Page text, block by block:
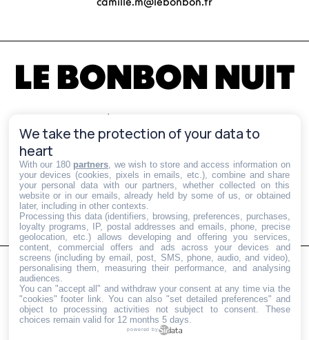
LE BONBON NUIT
Marilou Therre
JOURNALISTE
Anouk Ait
anouk.a@lebonbon.fr
We take the protection of your data to
heart
With our 180 partners , we wish to store and access information on
your devices (cookies, pixels in emails, etc.), combine and share
your personal data with our partners, whether collected on this
website or in our emails, already held by some of us, or obtained
later, including in other contexts.
Processing this data (identifiers, browsing, preferences, purchases,
loyalty programs, IP, postal addresses and emails, phone, precise
geolocation, etc.) allows developing and offering you services,
content, commercial offers and ads across your devices and
screens (including by email, post, SMS, phone, audio, and video),
personalising them, measuring their performance, and analysing
audiences.
You can "accept all" and withdraw your consent at any time via the
"cookies" footer link . You can also "set detailed preferences" and
object to processing activities not subject to consent. These
choices remain valid for 12 months 5 days.
powered by